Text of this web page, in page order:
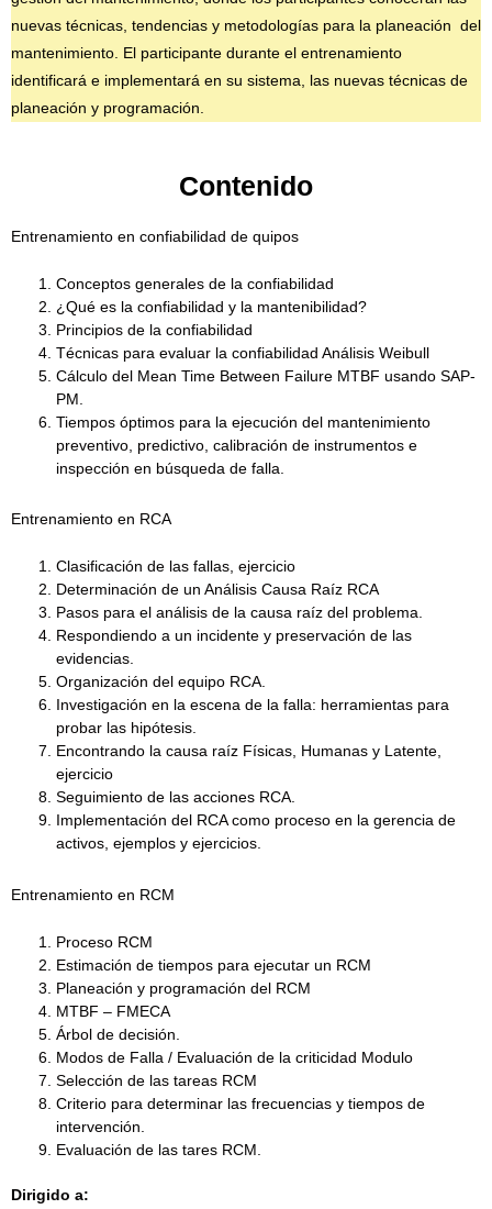
nuevas técnicas, tendencias y metodologías para la planeación del
mantenimiento. El participante durante el entrenamiento
identificará e implementará en su sistema, las nuevas técnicas de
planeación y programación.
Contenido
Entrenamiento en confiabilidad de quipos
Conceptos generales de la confiabilidad
¿Qué es la confiabilidad y la mantenibilidad?
Principios de la confiabilidad
Técnicas para evaluar la confiabilidad Análisis Weibull
Cálculo del Mean Time Between Failure MTBF usando SAP-
PM.
Tiempos óptimos para la ejecución del mantenimiento
preventivo, predictivo, calibración de instrumentos e
inspección en búsqueda de falla.
Entrenamiento en RCA
Clasificación de las fallas, ejercicio
Determinación de un Análisis Causa Raíz RCA
Pasos para el análisis de la causa raíz del problema.
Respondiendo a un incidente y preservación de las
evidencias.
Organización del equipo RCA.
Investigación en la escena de la falla: herramientas para
probar las hipótesis.
Encontrando la causa raíz Físicas, Humanas y Latente,
ejercicio
Seguimiento de las acciones RCA.
Implementación del RCA como proceso en la gerencia de
activos, ejemplos y ejercicios.
Entrenamiento en RCM
Proceso RCM
Estimación de tiempos para ejecutar un RCM
Planeación y programación del RCM
MTBF – FMECA
Árbol de decisión.
Modos de Falla / Evaluación de la criticidad Modulo
Selección de las tareas RCM
Criterio para determinar las frecuencias y tiempos de
intervención.
Evaluación de las tares RCM.
Dirigido a: